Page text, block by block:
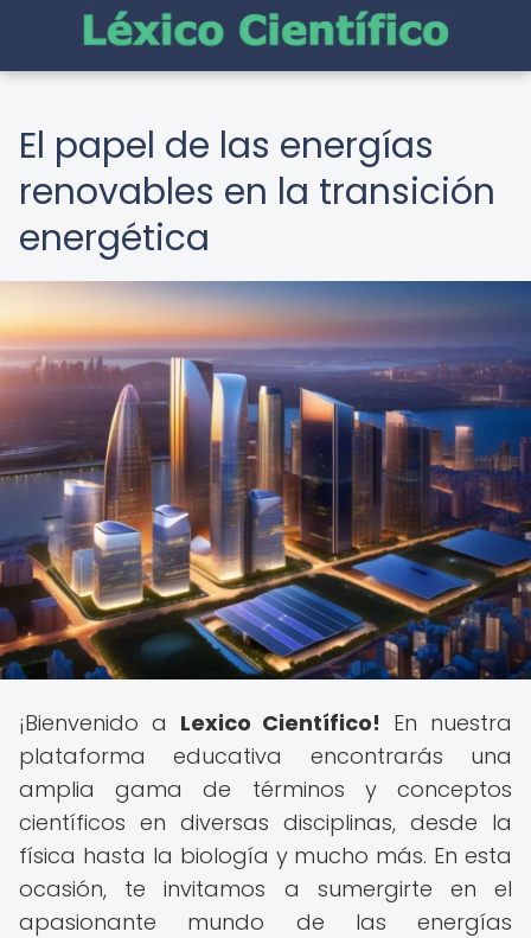
El papel de las energías
renovables en la transición
energética
¡Bienvenido a Lexico Científico! En nuestra
plataforma educativa encontrarás una
amplia gama de términos y conceptos
científicos en diversas disciplinas, desde la
física hasta la biología y mucho más. En esta
ocasión, te invitamos a sumergirte en el
apasionante mundo de las energías